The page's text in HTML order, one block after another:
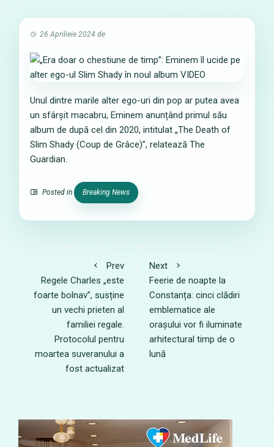
26 Aprilieie 2024 de
Unul dintre marile alter ego-uri din pop ar putea avea
un sfârșit macabru, Eminem anunțând primul său
album de după cel din 2020, intitulat „The Death of
Slim Shady (Coup de Grâce)”, relatează The
Guardian.
Posted in Breaking News
Prev
Regele Charles „este
foarte bolnav”, susține
un vechi prieten al
familiei regale.
Protocolul pentru
moartea suveranului a
fost actualizat
Next
Feerie de noapte la
Constanța: cinci clădiri
emblematice ale
orașului vor fi iluminate
arhitectural timp de o
lună